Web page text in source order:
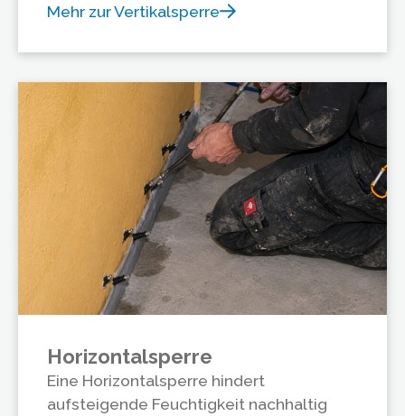
Mehr zur Vertikalsperre
Horizontalsperre
Eine Horizontalsperre hindert
aufsteigende Feuchtigkeit nachhaltig